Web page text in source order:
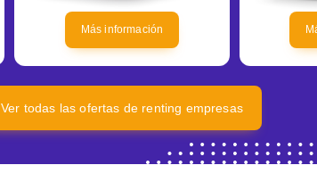
Más información
Ver todas las ofertas de renting empresas